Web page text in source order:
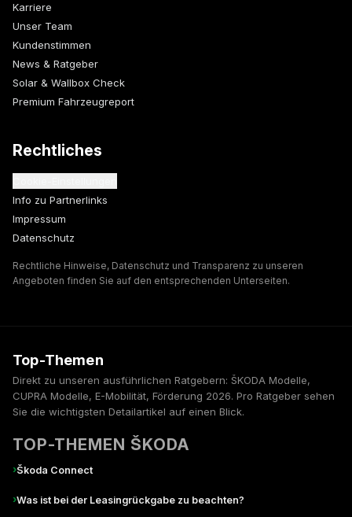
Karriere
Unser Team
Kundenstimmen
News & Ratgeber
Solar & Wallbox Check
Premium Fahrzeugreport
Rechtliches
Info zu Partnerlinks
Impressum
Datenschutz
Rechtliche Hinweise, Datenschutz und Transparenz zu unseren
Angeboten finden Sie auf den entsprechenden Unterseiten.
Top-Themen
Direkt zu unseren ausführlichen Ratgebern: ŠKODA Modelle,
CUPRA Modelle, E-Mobilität, Förderung 2026. Pro Ratgeber sehen
Sie die wichtigsten Detailartikel auf einen Blick.
TOP-THEMEN ŠKODA
›Škoda Connect
›Was ist bei der Leasingrückgabe zu beachten?